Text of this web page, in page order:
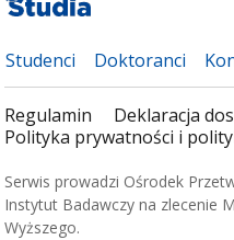
Studenci Doktoranci
Regulamin
Deklaracja
Polityka prywatności i
Serwis prowadzi Ośrodek
Instytut Badawczy na zlecenie
Wyższego.